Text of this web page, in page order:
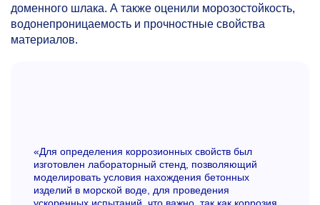
доменного шлака. А также оценили морозостойкость,
водонепроницаемость и прочностные свойства
материалов.
«Для определения коррозионных свойств был
изготовлен лабораторный стенд, позволяющий
моделировать условия нахождения бетонных
изделий в морской воде, для проведения